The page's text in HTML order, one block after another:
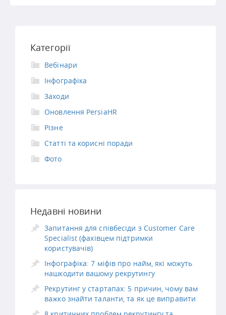
Категорії
Вебінари
Інфографіка
Заходи
Оновлення PersiaHR
Різне
Статті та корисні поради
Фото
Недавні новини
Запитання для співбесіди з Customer Care
Specialist (фахівцем підтримки
користувачів)
Інфографіка: 7 міфів про найм, які можуть
нашкодити вашому рекрутингу
Рекрутинг у стартапах: 5 причин, чому вам
важко знайти таланти, та як це виправити